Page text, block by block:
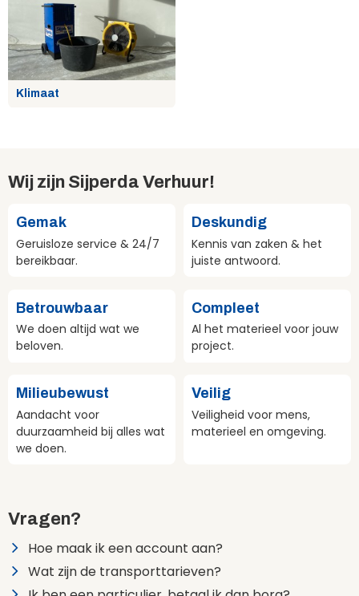
Klimaat
Wij zijn Sijperda Verhuur!
Gemak
Geruisloze service & 24/7
bereikbaar.
Deskundig
Kennis van zaken & het
juiste antwoord.
Betrouwbaar
We doen altijd wat we
beloven.
Compleet
Al het materieel voor jouw
project.
Milieubewust
Aandacht voor
duurzaamheid bij alles wat
we doen.
Veilig
Veiligheid voor mens,
materieel en omgeving.
Vragen?
Hoe maak ik een account aan?
Wat zijn de transporttarieven?